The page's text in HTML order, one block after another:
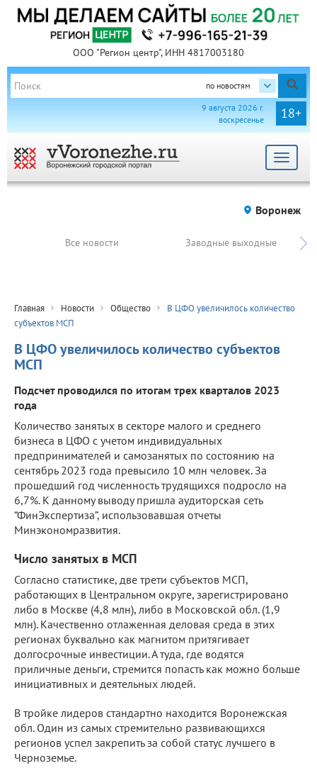
ООО "Регион центр", ИНН 4817003180
по новостям
18+
9 августа 2026 г.
воскресенье
Toggle
Воронеж
Все новости Заводные выходные
Главная Новости Общество
В ЦФО увеличилось количество
субъектов МСП
В ЦФО увеличилось количество субъектов
МСП
Подсчет проводился по итогам трех кварталов 2023
года
Количество занятых в секторе малого и среднего
бизнеса в ЦФО с учетом индивидуальных
предпринимателей и самозанятых по состоянию на
сентябрь 2023 года превысило 10 млн человек. За
прошедший год численность трудящихся подросло на
6,7%. К данному выводу пришла аудиторская сеть
“ФинЭкспертиза”, использовавшая отчеты
Минэкономразвития.
Число занятых в МСП
Согласно статистике, две трети субъектов МСП,
работающих в Центральном округе, зарегистрировано
либо в Москве (4,8 млн), либо в Московской обл. (1,9
млн). Качественно отлаженная деловая среда в этих
регионах буквально как магнитом притягивает
долгосрочные инвестиции. А туда, где водятся
приличные деньги, стремится попасть как можно больше
инициативных и деятельных людей.
В тройке лидеров стандартно находится Воронежская
обл. Один из самых стремительно развивающихся
регионов успел закрепить за собой статус лучшего в
Черноземье.